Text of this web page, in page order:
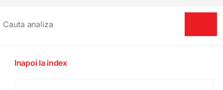
Inapoi la index